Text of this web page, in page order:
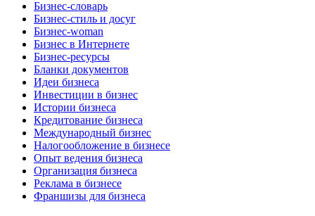
Бизнес-словарь
Бизнес-стиль и досуг
Бизнес-woman
Бизнес в Интернете
Бизнес-ресурсы
Бланки документов
Идеи бизнеса
Инвестиции в бизнес
Истории бизнеса
Кредитование бизнеса
Международный бизнес
Налогообложение в бизнесе
Опыт ведения бизнеса
Организация бизнеса
Реклама в бизнесе
Франшизы для бизнеса